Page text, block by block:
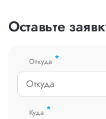
экспедирование. За
который сообщит о
сайте или звоните по
РФ).
Оставьте
Откуда *
Куда *